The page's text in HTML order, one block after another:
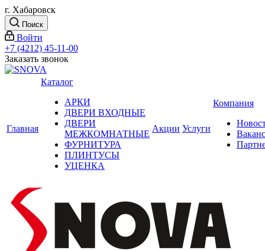
г. Хабаровск
Поиск
Войти
+7 (4212) 45-11-00
Заказать звонок
Главная
Каталог
АРКИ
ДВЕРИ ВХОДНЫЕ
ДВЕРИ
МЕЖКОМНАТНЫЕ
ФУРНИТУРА
ПЛИНТУСЫ
УЦЕНКА
Акции Услуги
Компания